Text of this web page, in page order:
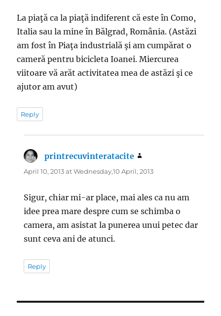
La piaţă ca la piaţă indiferent că este în Como,
Italia sau la mine în Bălgrad, România. (Astăzi
am fost în Piaţa industrială şi am cumpărat o
cameră pentru bicicleta Ioanei. Miercurea
viitoare vă arăt activitatea mea de astăzi şi ce
ajutor am avut)
Reply
printrecuvinteratacite
April 10, 2013 at Wednesday,10 April, 2013
Sigur, chiar mi-ar place, mai ales ca nu am
idee prea mare despre cum se schimba o
camera, am asistat la punerea unui petec dar
sunt ceva ani de atunci.
Reply